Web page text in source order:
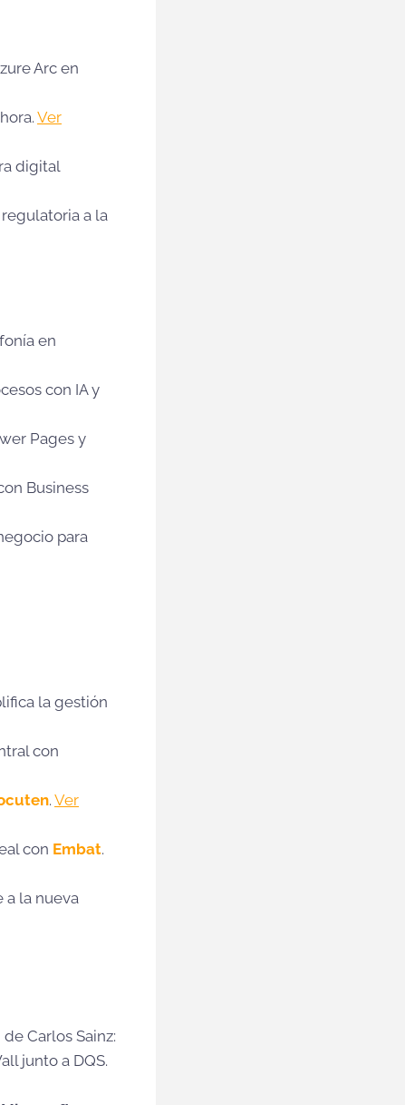
Arc en
Ver
digital
a la
en
con IA y
Pages y
Business
para
la gestión
con
. Ver
con Embat.
a la nueva
Carlos Sainz:
junto a DQS.